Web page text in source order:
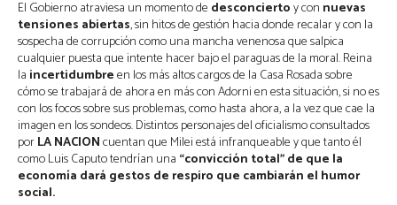
El Gobierno atraviesa un momento de desconciertoy con nuevas
tensiones abiertas, sin hitos de gestión hacia donde recalar y con la
sospecha de corrupción como una mancha venenosa que salpica
cualquier puesta que intente hacer bajo el paraguas de la moral. Reina
la incertidumbreen los más altos cargos de la Casa Rosada sobre
cómo se trabajará de ahora en más con Adorni en esta situación, si no es
con los focos sobre sus problemas, como hasta ahora, a la vez que cae la
imagen en los sondeos. Distintos personajes del oficialismo consultados
porLA NACIONcuentan que Milei está infranqueable y que tanto él
como Luis Caputo tendrían una “convicción total” de que la
economía dará gestos de respiro que cambiarán el humor
social.